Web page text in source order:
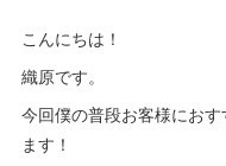
こんにちは！
織原です。
今回僕の普段お客様にお
ます！